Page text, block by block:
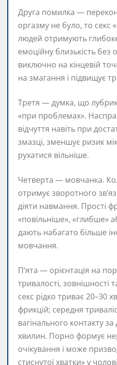
Друга помилка —
оргазму не було, то секс
людей отримують
емоційну близькість без
виключно на кінцевій
на змагання і підвищує
Третя — думка, що
«при проблемах».
відчуття навіть при
змазці, зменшує ризик
рухатися вільніше.
Четверта — мовчанка.
отримує зворотного
діяти навмання. Прості
«повільніше», «глибше»
дають набагато більше
мовчання.
П’ята — орієнтація на
тривалості, зовнішності
секс рідко триває 20–30
фрикцій; середня
вагінального контакту
хвилин. Порно формує
очікування і може
стиснутої хватки» у